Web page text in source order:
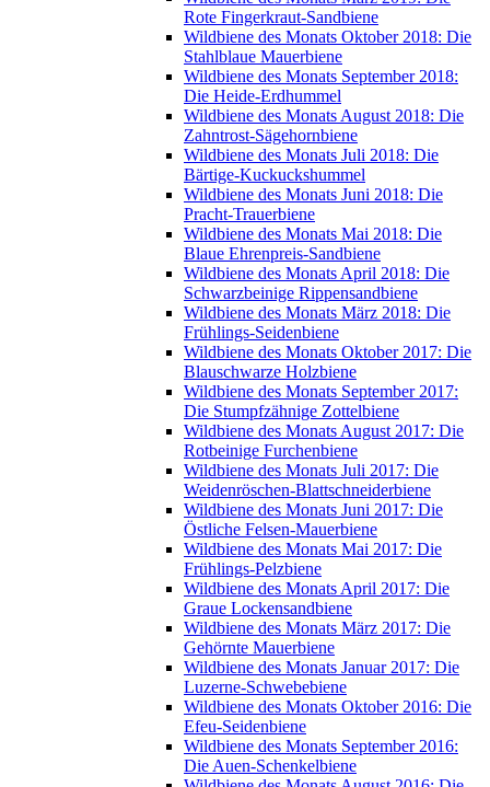
Rote Fingerkraut-Sandbiene
Wildbiene des Monats Oktober 2018: Die
Stahlblaue Mauerbiene
Wildbiene des Monats September 2018:
Die Heide-Erdhummel
Wildbiene des Monats August 2018: Die
Zahntrost-Sägehornbiene
Wildbiene des Monats Juli 2018: Die
Bärtige-Kuckuckshummel
Wildbiene des Monats Juni 2018: Die
Pracht-Trauerbiene
Wildbiene des Monats Mai 2018: Die
Blaue Ehrenpreis-Sandbiene
Wildbiene des Monats April 2018: Die
Schwarzbeinige Rippensandbiene
Wildbiene des Monats März 2018: Die
Frühlings-Seidenbiene
Wildbiene des Monats Oktober 2017: Die
Blauschwarze Holzbiene
Wildbiene des Monats September 2017:
Die Stumpfzähnige Zottelbiene
Wildbiene des Monats August 2017: Die
Rotbeinige Furchenbiene
Wildbiene des Monats Juli 2017: Die
Weidenröschen-Blattschneiderbiene
Wildbiene des Monats Juni 2017: Die
Östliche Felsen-Mauerbiene
Wildbiene des Monats Mai 2017: Die
Frühlings-Pelzbiene
Wildbiene des Monats April 2017: Die
Graue Lockensandbiene
Wildbiene des Monats März 2017: Die
Gehörnte Mauerbiene
Wildbiene des Monats Januar 2017: Die
Luzerne-Schwebebiene
Wildbiene des Monats Oktober 2016: Die
Efeu-Seidenbiene
Wildbiene des Monats September 2016:
Die Auen-Schenkelbiene